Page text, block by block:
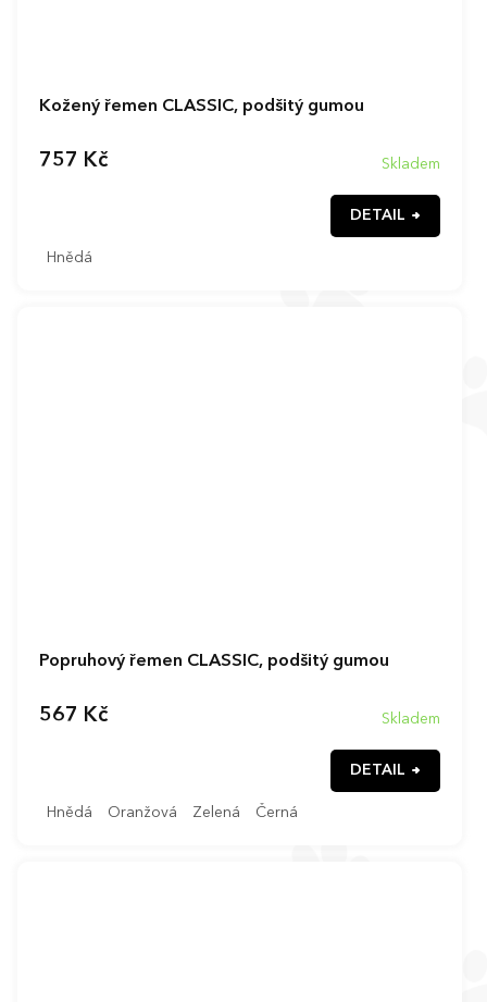
Kožený řemen CLASSIC, podšitý gumou
Skladem
757 Kč
DETAIL
Hnědá
Popruhový řemen CLASSIC, podšitý gumou
Skladem
567 Kč
DETAIL
Hnědá Oranžová Zelená Černá